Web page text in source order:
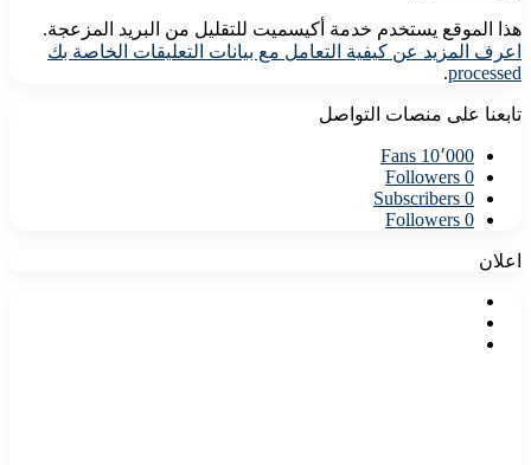
هذا الموقع يستخدم خدمة أكيسميت للتقليل من البريد المزعجة.
اعرف المزيد عن كيفية التعامل مع بيانات التعليقات الخاصة بك
processed
.
تابعنا على منصات التواصل
10٬000 Fans
0
Followers
0
Subscribers
0
Followers
اعلان